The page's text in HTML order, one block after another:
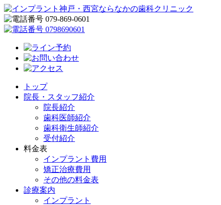
トップ
院長・スタッフ紹介
院長紹介
歯科医師紹介
歯科衛生師紹介
受付紹介
料金表
インプラント費用
矯正治療費用
その他の料金表
診療案内
インプラント